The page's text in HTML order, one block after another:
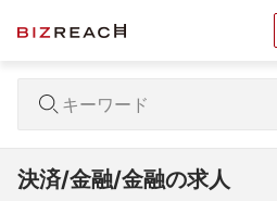
決済/金融/金融の求人